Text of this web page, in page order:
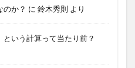
のか？ に 鈴木秀則 より
いう計算って当たり前？